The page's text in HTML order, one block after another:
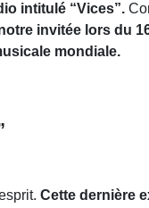
intitulé “Vices”.
invitée lors du
mondiale.
Cette dernière